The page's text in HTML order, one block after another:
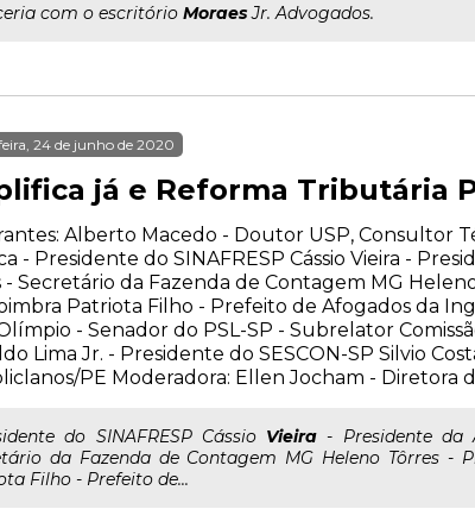
com o escritório MoraesJr. Advogados.
24 de junho de 2020
já e Reforma Tributária
Alberto Macedo - Doutor USP, Consultor
- Presidente do SINAFRESP Cássio Vieira -
- Secretário da Fazenda de Contagem MG
Patriota Filho - Prefeito de Afogados da
- Senador do PSL-SP - Subrelator
Lima Jr. - Presidente do SESCON-SP Silvio
PE Moderadora: Ellen Jocham - Diretora
do SINAFRESP Cássio Vieira - Presidente da
da Fazenda de Contagem MG Heleno Tôrres -
Filho - Prefeito de...